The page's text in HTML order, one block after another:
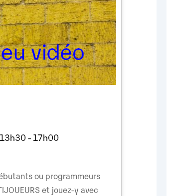
13h30 - 17h00
ou programmeurs
et jouez-y avec